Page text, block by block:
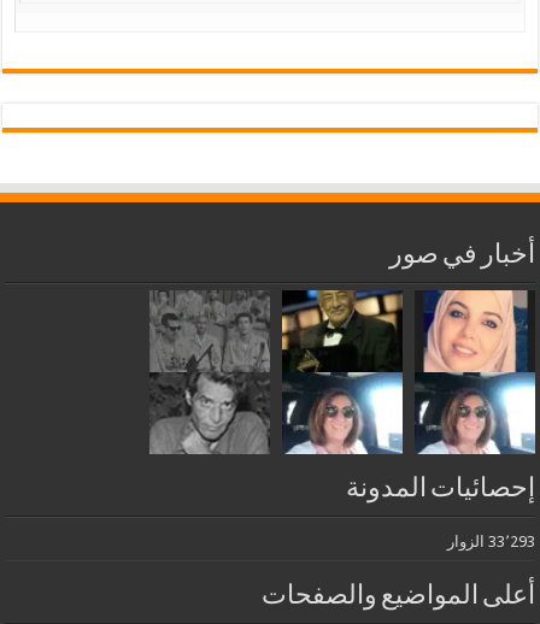
أخبار في صور
إحصائيات المدونة
33٬293 الزوار
أعلى المواضيع والصفحات